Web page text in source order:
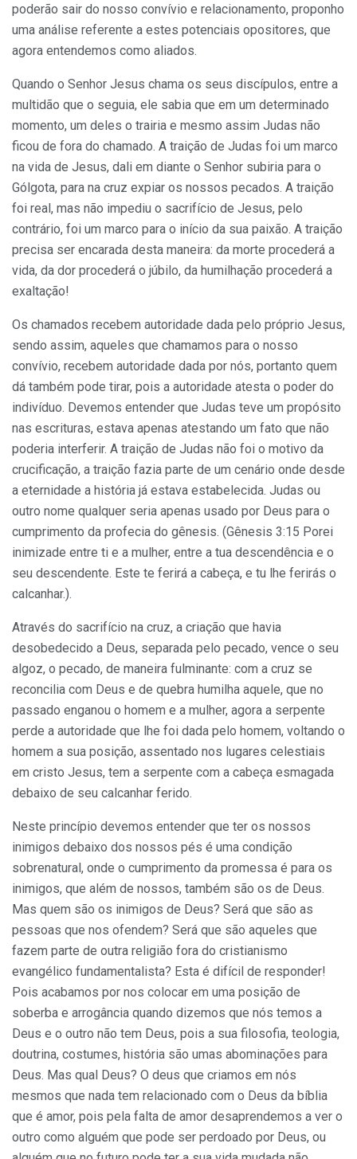
poderão sair do nosso convívio e relacionamento, proponho
uma análise referente a estes potenciais opositores, que
agora entendemos como aliados.
Quando o Senhor Jesus chama os seus discípulos, entre a
multidão que o seguia, ele sabia que em um determinado
momento, um deles o trairia e mesmo assim Judas não
ficou de fora do chamado. A traição de Judas foi um marco
na vida de Jesus, dali em diante o Senhor subiria para o
Gólgota, para na cruz expiar os nossos pecados. A traição
foi real, mas não impediu o sacrifício de Jesus, pelo
contrário, foi um marco para o início da sua paixão. A traição
precisa ser encarada desta maneira: da morte procederá a
vida, da dor procederá o júbilo, da humilhação procederá a
exaltação!
Os chamados recebem autoridade dada pelo próprio Jesus,
sendo assim, aqueles que chamamos para o nosso
convívio, recebem autoridade dada por nós, portanto quem
dá também pode tirar, pois a autoridade atesta o poder do
indivíduo. Devemos entender que Judas teve um propósito
nas escrituras, estava apenas atestando um fato que não
poderia interferir. A traição de Judas não foi o motivo da
crucificação, a traição fazia parte de um cenário onde desde
a eternidade a história já estava estabelecida. Judas ou
outro nome qualquer seria apenas usado por Deus para o
cumprimento da profecia do gênesis. (Gênesis 3:15 Porei
inimizade entre ti e a mulher, entre a tua descendência e o
seu descendente. Este te ferirá a cabeça, e tu lhe ferirás o
calcanhar.).
Através do sacrifício na cruz, a criação que havia
desobedecido a Deus, separada pelo pecado, vence o seu
algoz, o pecado, de maneira fulminante: com a cruz se
reconcilia com Deus e de quebra humilha aquele, que no
passado enganou o homem e a mulher, agora a serpente
perde a autoridade que lhe foi dada pelo homem, voltando o
homem a sua posição, assentado nos lugares celestiais
em cristo Jesus, tem a serpente com a cabeça esmagada
debaixo de seu calcanhar ferido.
Neste princípio devemos entender que ter os nossos
inimigos debaixo dos nossos pés é uma condição
sobrenatural, onde o cumprimento da promessa é para os
inimigos, que além de nossos, também são os de Deus.
Mas quem são os inimigos de Deus? Será que são as
pessoas que nos ofendem? Será que são aqueles que
fazem parte de outra religião fora do cristianismo
evangélico fundamentalista? Esta é difícil de responder!
Pois acabamos por nos colocar em uma posição de
soberba e arrogância quando dizemos que nós temos a
Deus e o outro não tem Deus, pois a sua filosofia, teologia,
doutrina, costumes, história são umas abominações para
Deus. Mas qual Deus? O deus que criamos em nós
mesmos que nada tem relacionado com o Deus da bíblia
que é amor, pois pela falta de amor desaprendemos a ver o
outro como alguém que pode ser perdoado por Deus, ou